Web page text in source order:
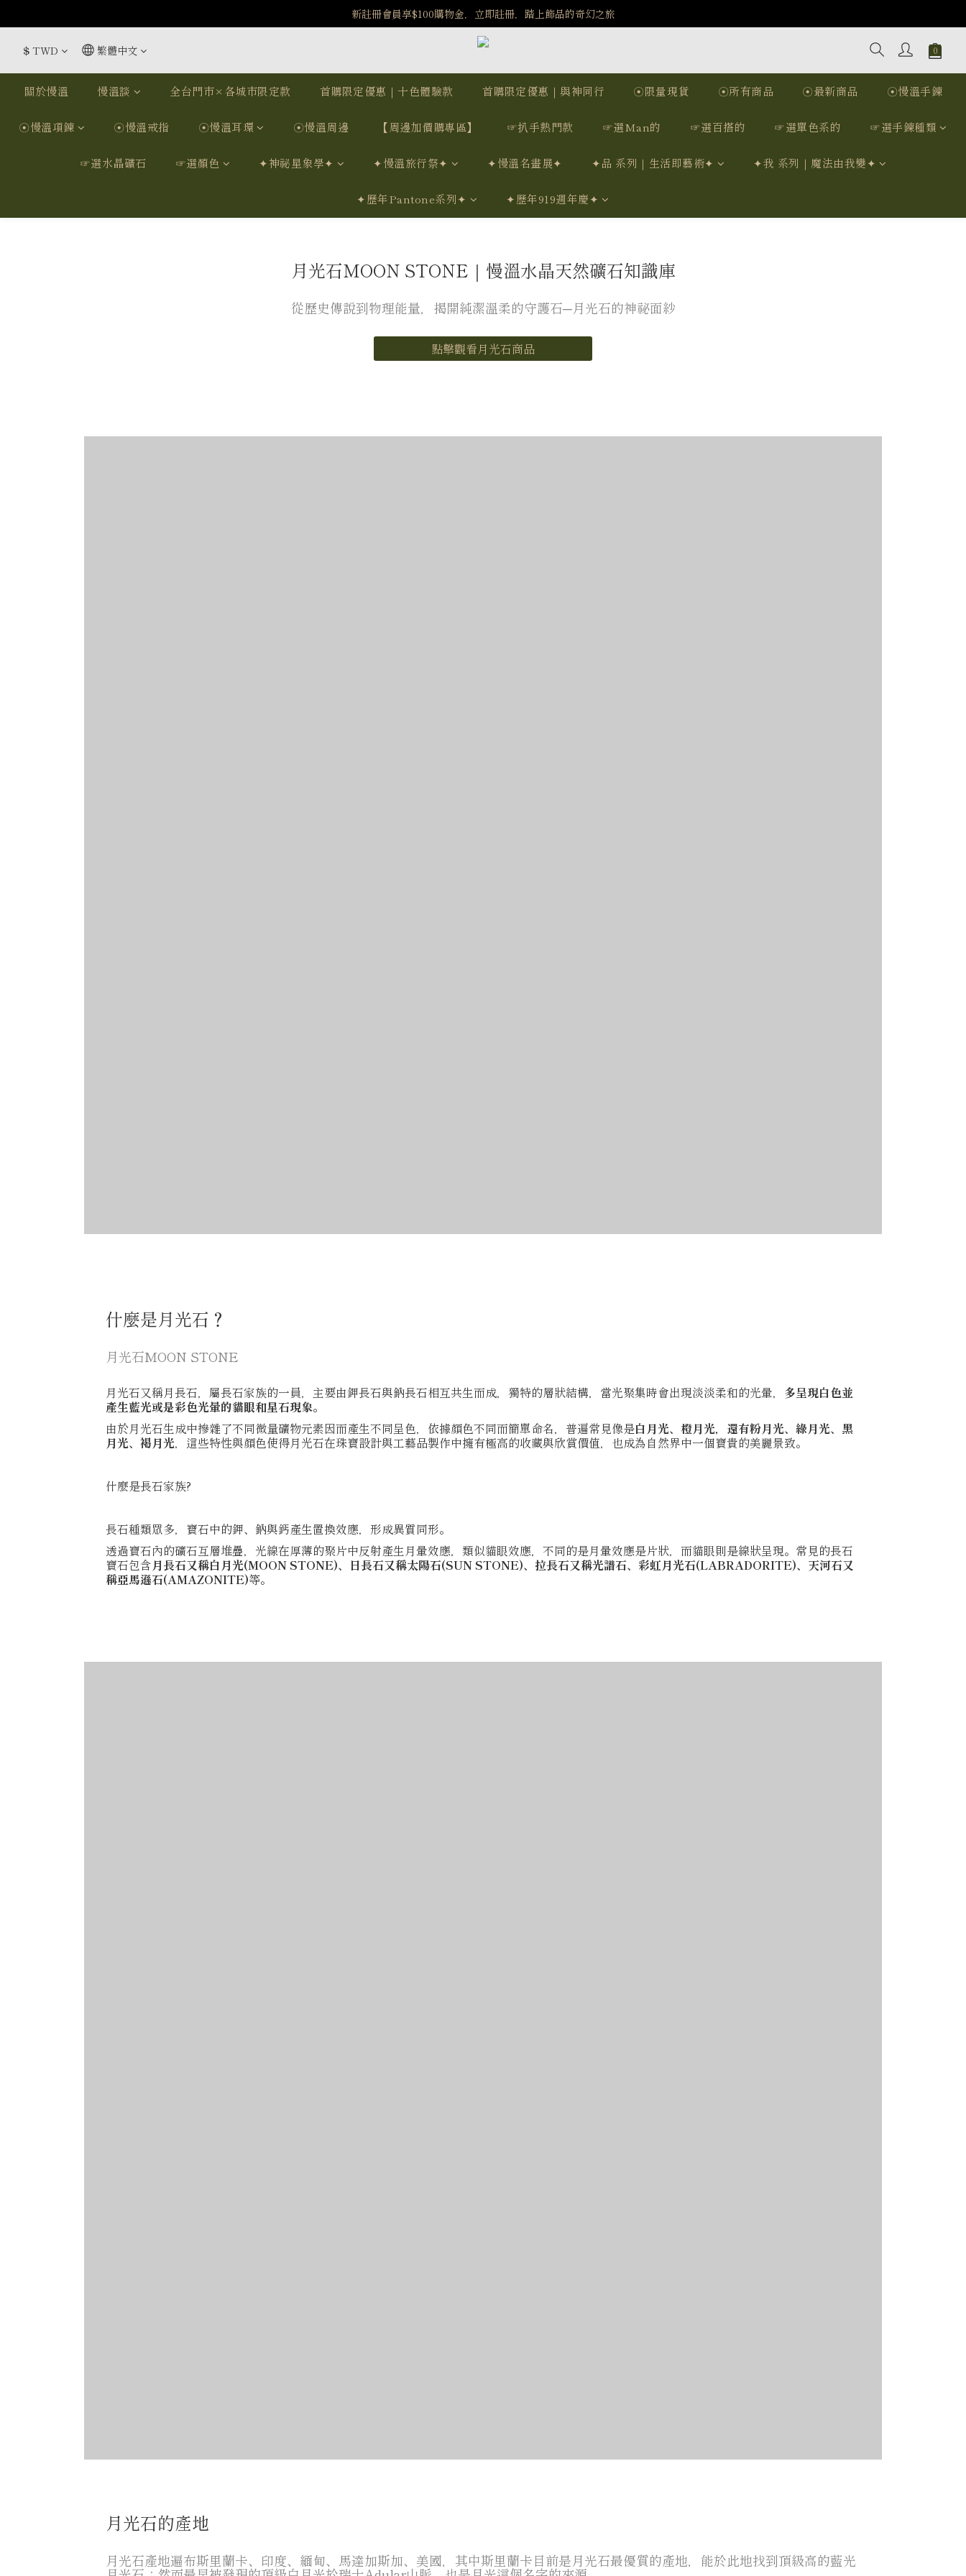
️8/6-8/12 第一波古文明馬拉松正式開跑：烏爾風華套組優惠價$5140
️8/6-8/12 第一波古文明馬拉松正式開跑：烏爾風華套組優惠價$5140
$ TWD 繁體中文
關於慢溫 慢溫談 全台門市×各城市限定款 首購限定優惠｜十色體驗款 首購限定優惠｜與神同行 ☉限量現貨 ☉所有商品 ☉最新商品 ☉慢溫手鍊
☉慢溫項鍊 ☉慢溫戒指 ☉慢溫耳環 ☉慢溫周邊 【周邊加價購專區】 ☞扒手熱門款 ☞選Man的 ☞選百搭的 ☞選單色系的 ☞選手鍊種類
☞選水晶礦石 ☞選顏色 ✦神祕星象學✦ ✦慢溫旅行祭✦ ✦慢溫名畫展✦ ✦品 系列｜生活即藝術✦ ✦我 系列｜魔法由我變✦
✦歷年Pantone系列✦ ✦歷年919週年慶✦
月光石MOON STONE｜慢溫水晶天然礦石知識庫
從歷史傳說到物理能量，揭開純潔溫柔的守護石─月光石的神祕面紗
點擊觀看月光石商品
什麼是月光石？
月光石MOON STONE
月光石又稱月長石，屬長石家族的一員，主要由鉀長石與鈉長石相互共生而成，獨特的層狀結構，當光聚集時會出現淡淡柔和的光暈， 多呈現白色並
產生藍光或是彩色光暈的貓眼和星石現象。
由於月光石生成中摻雜了不同微量礦物元素因而產生不同呈色，依據顏色不同而簡單命名，普遍常見像是白月光、橙月光，還有粉月光、綠月光、黑
月光、褐月光，這些特性與顏色使得月光石在珠寶設計與工藝品製作中擁有極高的收藏與欣賞價值，也成為自然界中一個寶貴的美麗景致。
什麼是長石家族?
長石種類眾多，寶石中的鉀、鈉與鈣產生置換效應，形成異質同形。
透過寶石內的礦石互層堆疊，光線在厚薄的聚片中反射產生月暈效應，類似貓眼效應，不同的是月暈效應是片狀，而貓眼則是線狀呈現。常見的長石
寶石包含月長石又稱白月光(MOON STONE)、日長石又稱太陽石(SUN STONE)、拉長石又稱光譜石、彩虹月光石(LABRADORITE)、天河石又
稱亞馬遜石(AMAZONITE)等。
月光石的產地
月光石產地遍布斯里蘭卡、印度、緬甸、馬達加斯加、美國，其中斯里蘭卡目前是月光石最優質的產地，能於此地找到頂級高的藍光